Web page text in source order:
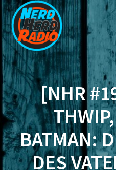
[NHR
BATMAN:
DES